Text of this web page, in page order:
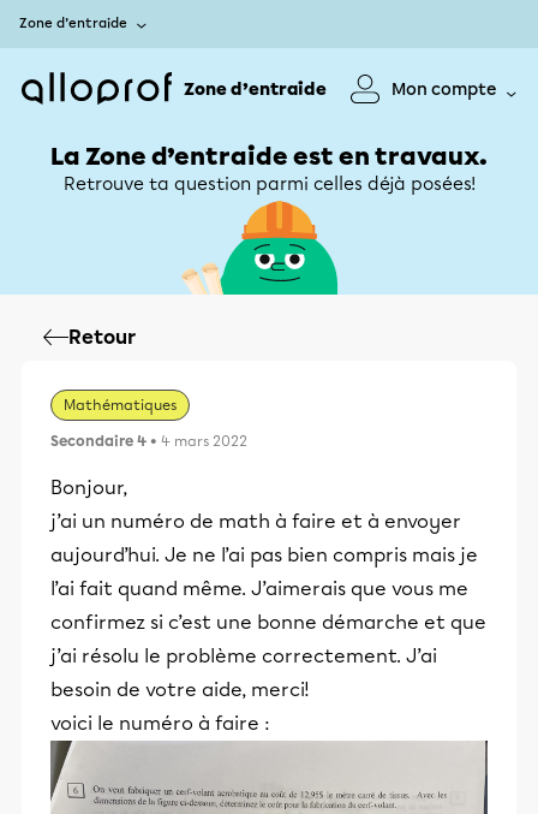
Zone d’entraide
Zone d’entraide Mon compte
La Zone d’entraide est en travaux.
Retrouve ta question parmi celles déjà posées!
Retour
Mathématiques
Secondaire 4 • 4 mars 2022
Bonjour,
j’ai un numéro de math à faire et à envoyer
aujourd’hui. Je ne l’ai pas bien compris mais je
l’ai fait quand même. J’aimerais que vous me
confirmez si c’est une bonne démarche et que
j’ai résolu le problème correctement. J’ai
besoin de votre aide, merci!
voici le numéro à faire :